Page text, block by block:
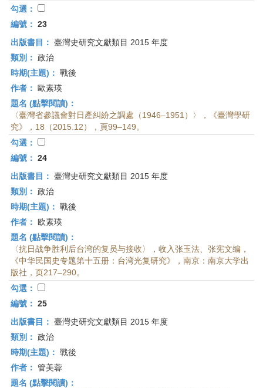
勾選：
編號： 23
出版書目： 臺灣史研究文獻類目 2015 年度
類別： 政治
時期(主題)： 戰後
作者： 歐素瑛
題名 (點擊閱讀)：
〈臺灣省參議會對日產糾紛之調處（1946–1951）〉，《臺灣學研
究》，18（2015.12），頁99–149。
勾選：
編號： 24
出版書目： 臺灣史研究文獻類目 2015 年度
類別： 政治
時期(主題)： 戰後
作者： 欧素瑛
題名 (點擊閱讀)：
〈抗日战争胜利后台湾的复员与接收〉，收入张玉法、张宪文编，
《中华民国史专题第十五册：台湾光复研究》，南京：南京大学出
版社，页217–290。
勾選：
編號： 25
出版書目： 臺灣史研究文獻類目 2015 年度
類別： 政治
時期(主題)： 戰後
作者： 管美蓉
題名 (點擊閱讀)：